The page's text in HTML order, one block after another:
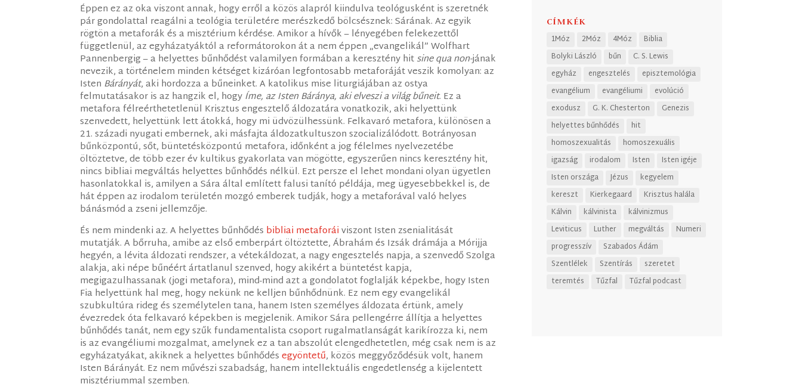
Éppen ez az oka viszont annak, hogy erről a közös alapról kiindulva teológusként is szeretnék
pár gondolattal reagálni a teológia területére merészkedő bölcsésznek: Sárának. Az egyik
rögtön a metaforák és a misztérium kérdése. Amikor a hívők – lényegében felekezettől
függetlenül, az egyházatyáktól a reformátorokon át a nem éppen „evangelikál” Wolfhart
Pannenbergig – a helyettes bűnhődést valamilyen formában a keresztény hitsine qua non-jának
nevezik, a történelem minden kétséget kizáróan legfontosabb metaforáját veszik komolyan: az
Isten Bárányát, aki hordozza a bűneinket. A katolikus mise liturgiájában az ostya
felmutatásakor is az hangzik el, hogyÍme, az Isten Báránya, aki elveszi a világ bűneit. Ez a
metafora félreérthetetlenül Krisztus engesztelő áldozatára vonatkozik, aki helyettünk
szenvedett, helyettünk lett átokká, hogy mi üdvözülhessünk. Felkavaró metafora, különösen a
21. századi nyugati embernek, aki másfajta áldozatkultuszon szocializálódott. Botrányosan
bűnközpontú, sőt, büntetésközpontú metafora, időnként a jog félelmes nyelvezetébe
öltöztetve, de több ezer év kultikus gyakorlata van mögötte, egyszerűen nincs keresztény hit,
nincs bibliai megváltás helyettes bűnhődés nélkül. Ezt persze el lehet mondani olyan ügyetlen
hasonlatokkal is, amilyen a Sára által említett falusi tanító példája, meg ügyesebbekkel is, de
hát éppen az irodalom területén mozgó emberek tudják, hogy a metaforával való helyes
bánásmód a zseni jellemzője.
És nem mindenki az. A helyettes bűnhődés bibliai metaforáiviszont Isten zsenialitását
mutatják. A bőrruha, amibe az első emberpárt öltöztette, Ábrahám és Izsák drámája a Mórijja
hegyén, a lévita áldozati rendszer, a vétekáldozat, a nagy engesztelés napja, a szenvedő Szolga
alakja, aki népe bűnéért ártatlanul szenved, hogy akikért a büntetést kapja,
megigazulhassanak (jogi metafora), mind-mind azt a gondolatot foglalják képekbe, hogy Isten
Fia helyettünk hal meg, hogy nekünk ne kelljen bűnhődnünk. Ez nem egy evangelikál
szubkultúra rideg és személytelen tana, hanem Isten személyes áldozata értünk, amely
évezredek óta felkavaró képekben is megjelenik. Amikor Sára pellengérre állítja a helyettes
bűnhődés tanát, nem egy szűk fundamentalista csoport rugalmatlanságát karikírozza ki, nem
is az evangéliumi mozgalmat, amelynek ez a tan abszolút elengedhetetlen, még csak nem is az
egyházatyákat, akiknek a helyettes bűnhődésegyöntetű, közös meggyőződésük volt, hanem
Isten Bárányát. Ez nem művészi szabadság, hanem intellektuális engedetlenség a kijelentett
misztériummal szemben.
CÍMKÉK
1Móz 2Móz 4Móz
Biblia
Bolyki László
bűn
C. S. Lewis
egyház
engesztelés
episztemológia
evangélium
evangéliumi
evolúció
exodusz
G. K. Chesterton
Genezis
helyettes bűnhődés
hit
homoszexualitás
homoszexuális
igazság
irodalom Isten
Isten igéje
Isten országa
Jézus
kegyelem
kereszt
Kierkegaard
Krisztus halála
Kálvin
kálvinista
kálvinizmus
Leviticus
Luther megváltás
Numeri
progresszív
Szabados Ádám
Szentlélek
Szentírás
szeretet
teremtés
Tűzfal Tűzfal podcast